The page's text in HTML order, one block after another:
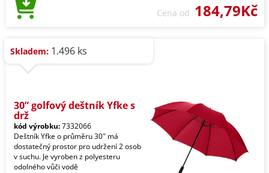
Cena od 184,79Kč
Skladem: 1.496 ks
30” golfový deštník Yfke s
drž
kód výrobku:7332066
Deštník Yfke o průměru 30" má
dostatečný prostor pro udržení 2 osob
v suchu. Je vyroben z polyesteru
odolného vůči vodě